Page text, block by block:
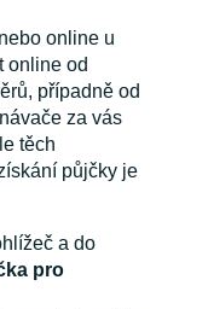
online u
online od
případně od
za vás
těch
půjčky je
a do
pro